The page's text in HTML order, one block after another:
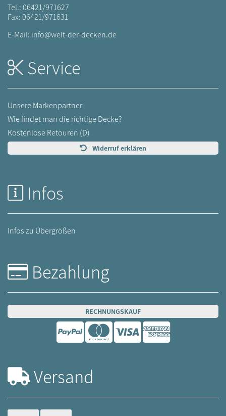
Tel.:06421/971627
Fax: 06421/971631
E-Mail: info@welt-der-decken.de
Service
Unsere Markenpartner
Wie findet man die richtige Decke?
Kostenlose Retouren (D)
Widerruf erklären
Infos
Infos zu Übergrößen
Bezahlung
RECHNUNGSKAUF
Versand